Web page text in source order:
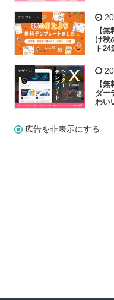
テンプレート
【
け秋
ト24
デザイン
【
ダー
わい
広告を非表示にする